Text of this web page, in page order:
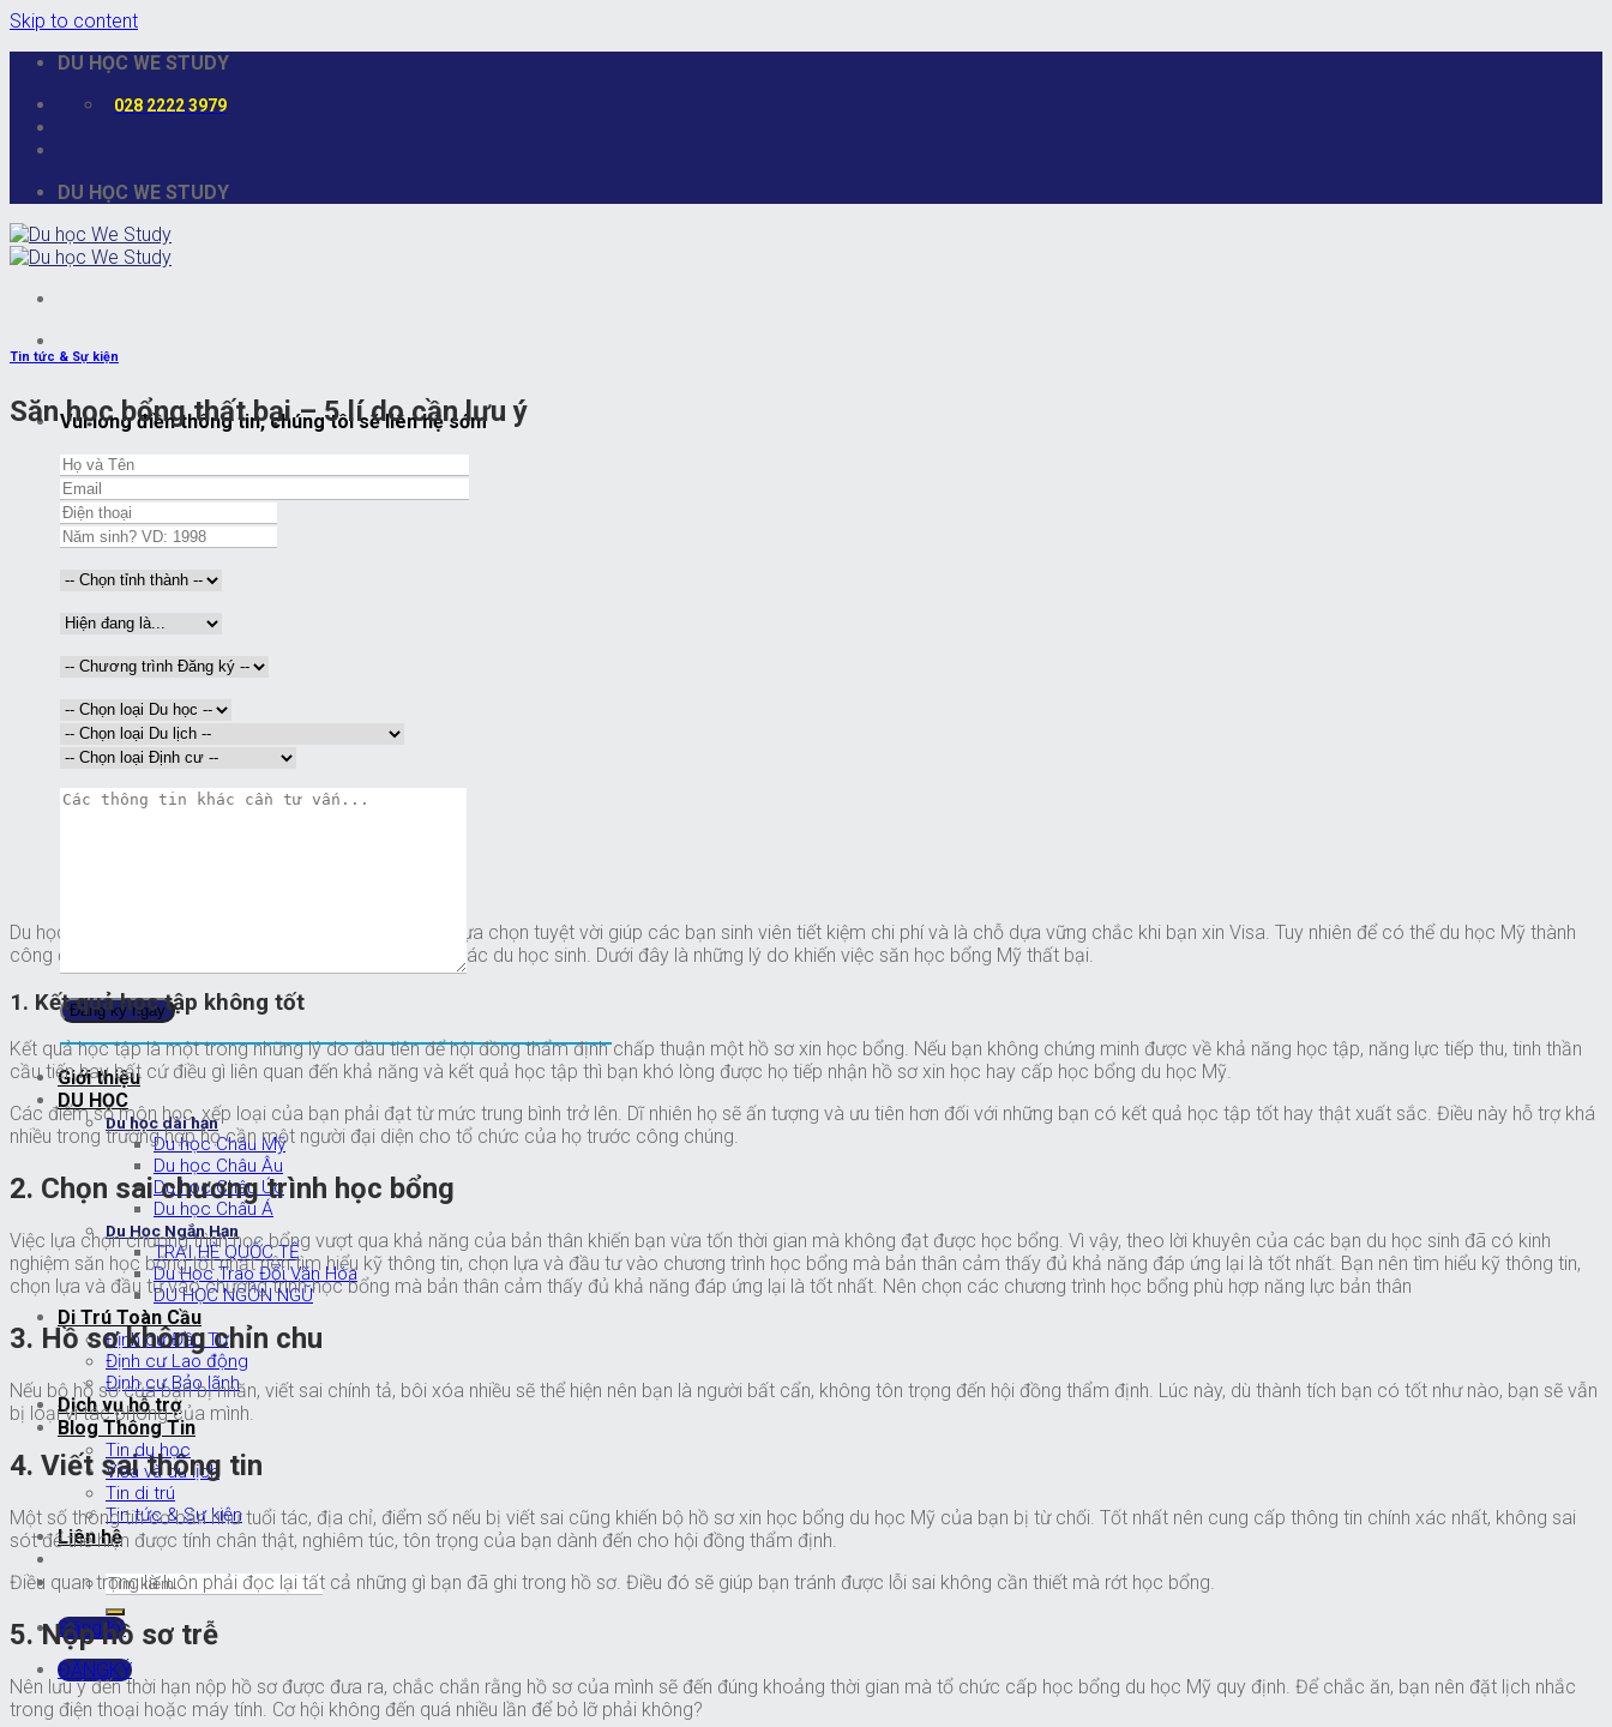
Skip to content
DU HỌC WE STUDY
028 2222 3979
DU HỌC WE STUDY
Vui lòng điền thông tin, chúng tôi sẽ liên hệ sớm
Giới thiệu
DU HỌC
Du học dài hạn
Du học Châu Mỹ
Du học Châu Âu
Du học Châu Úc
Du học Châu Á
Du Học Ngắn Hạn
TRẠI HÈ QUỐC TẾ
Du Học Trao Đổi Văn Hóa
DU HỌC NGÔN NGỮ
Di Trú Toàn Cầu
Định cư Đầu Tư
Định cư Lao động
Định cư Bảo lãnh
Dịch vụ hỗ trợ
Blog Thông Tin
Tin du học
Visa và du lịch
Tin di trú
Tin tức & Sự kiện
Liên hệ
Đăng ký
ĐĂNGKÝ
Tin tức & Sự kiện
Săn học bổng thất bại – 5 lí do cần lưu ý
Du học Mỹ bằng học bổng toàn phần hay một phần là lựa chọn tuyệt vời giúp các bạn sinh viên tiết kiệm chi phí và là chỗ dựa vững chắc khi bạn xin Visa. Tuy nhiên để có thể du học Mỹ thành
công đòi hỏi không ít những trở ngại và sự đầu tư của các du học sinh. Dưới đây là những lý do khiến việc săn học bổng Mỹ thất bại.
1. Kết quả học tập không tốt
Kết quả học tập là một trong những lý do đầu tiên để hội đồng thẩm định chấp thuận một hồ sơ xin học bổng. Nếu bạn không chứng minh được về khả năng học tập, năng lực tiếp thu, tinh thần
cầu tiến hay bất cứ điều gì liên quan đến khả năng và kết quả học tập thì bạn khó lòng được họ tiếp nhận hồ sơ xin học hay cấp học bổng du học Mỹ.
Các điểm số môn học, xếp loại của bạn phải đạt từ mức trung bình trở lên. Dĩ nhiên họ sẽ ấn tượng và ưu tiên hơn đối với những bạn có kết quả học tập tốt hay thật xuất sắc. Điều này hỗ trợ khá
nhiều trong trường hợp họ cần một người đại diện cho tổ chức của họ trước công chúng.
2. Chọn sai chương trình học bổng
Việc lựa chọn chương trình học bổng vượt qua khả năng của bản thân khiến bạn vừa tốn thời gian mà không đạt được học bổng. Vì vậy, theo lời khuyên của các bạn du học sinh đã có kinh
nghiệm săn học bổng tốt nhất nên tìm hiểu kỹ thông tin, chọn lựa và đầu tư vào chương trình học bổng mà bản thân cảm thấy đủ khả năng đáp ứng lại là tốt nhất. Bạn nên tìm hiểu kỹ thông tin,
chọn lựa và đầu tư vào chương trình học bổng mà bản thân cảm thấy đủ khả năng đáp ứng lại là tốt nhất. Nên chọn các chương trình học bổng phù hợp năng lực bản thân
3. Hồ sơ không chỉn chu
Nếu bộ hồ sơ của bạn bị nhăn, viết sai chính tả, bôi xóa nhiều sẽ thể hiện nên bạn là người bất cẩn, không tôn trọng đến hội đồng thẩm định. Lúc này, dù thành tích bạn có tốt như nào, bạn sẽ vẫn
bị loại vì tác phong của mình.
4. Viết sai thông tin
Một số thông tin cơ bản như tuổi tác, địa chỉ, điểm số nếu bị viết sai cũng khiến bộ hồ sơ xin học bổng du học Mỹ của bạn bị từ chối. Tốt nhất nên cung cấp thông tin chính xác nhất, không sai
sót để thể hiện được tính chân thật, nghiêm túc, tôn trọng của bạn dành đến cho hội đồng thẩm định.
Điều quan trọng là luôn phải đọc lại tất cả những gì bạn đã ghi trong hồ sơ. Điều đó sẽ giúp bạn tránh được lỗi sai không cần thiết mà rớt học bổng.
5. Nộp hồ sơ trễ
Nên lưu ý đến thời hạn nộp hồ sơ được đưa ra, chắc chắn rằng hồ sơ của mình sẽ đến đúng khoảng thời gian mà tổ chức cấp học bổng du học Mỹ quy định. Để chắc ăn, bạn nên đặt lịch nhắc
trong điện thoại hoặc máy tính. Cơ hội không đến quá nhiều lần để bỏ lỡ phải không?